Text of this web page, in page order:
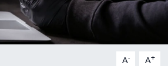
A- A+